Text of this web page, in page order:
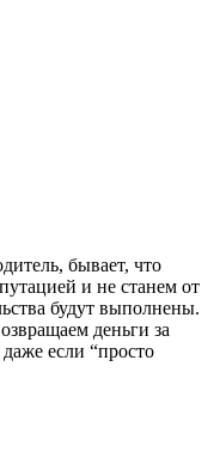
бывает, что
и не станем от
будут выполнены.
деньги за
если “просто